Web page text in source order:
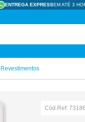
ENTREGA EXPRESSEM ATÉ 3
Cód.Ref: